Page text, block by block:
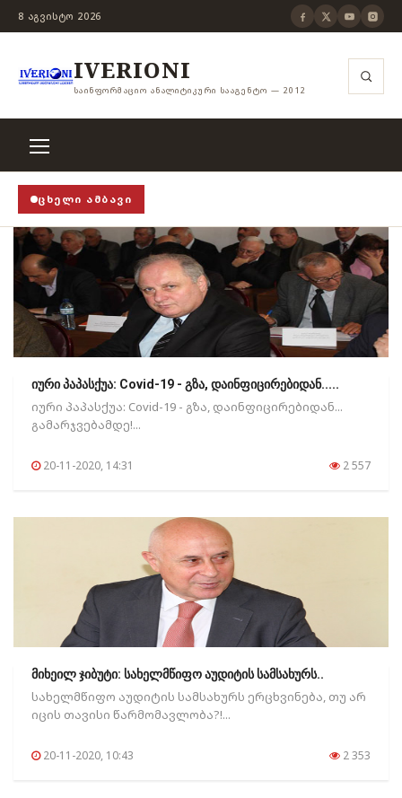
8 ᲐᲒᲕᲘᲡᲢᲝ 2026
IVERIONI
ᲡᲐᲘᲜᲤᲝᲠᲛᲐᲪᲘᲝ ᲐᲜᲐᲚᲘᲢᲘᲙᲣᲠᲘ ᲡᲐᲐᲒᲔᲜᲢᲝ — 2012
ᲪᲮᲔᲚᲘ ᲐᲛᲑᲐᲕᲘ
› როცა თვითცენზურის ჭანჭიკი მოშლილია,
იური პაპასქუა: Covid-19 - გზა, დაინფიცირებიდან.....
იური პაპასქუა: Covid-19 - გზა, დაინფიცირებიდან...
გამარჯვებამდე!...
20-11-2020, 14:31 2 557
მიხეილ ჯიბუტი: სახელმწიფო აუდიტის სამსახურს..
სახელმწიფო აუდიტის სამსახურს ერცხვინება, თუ არ
იცის თავისი წარმომავლობა?!...
20-11-2020, 10:43 2 353